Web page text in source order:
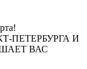
ПЕТЕРБУРГА И
ВАС